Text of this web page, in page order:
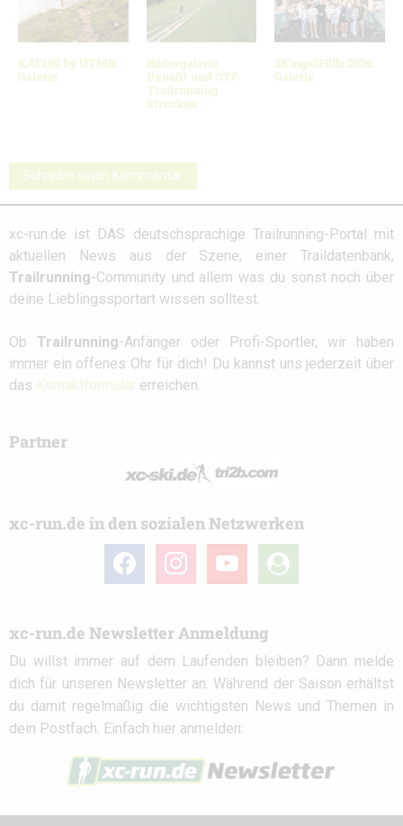
KAT100 by UTMB:
Galerie
Bildergalerie
Dynafit und OTF
Trailrunning
Strecken
3Kings3Hills 2026:
Galerie
Schreibe einen Kommentar
xc-run.de ist DAS deutschsprachige Trailrunning-Portal mit
aktuellen News aus der Szene, einer Traildatenbank,
Trailrunning-Community und allem was du sonst noch über
deine Lieblingssportart wissen solltest.
Ob Trailrunning-Anfänger oder Profi-Sportler, wir haben
immer ein offenes Ohr für dich! Du kannst uns jederzeit über
das Kontaktformular erreichen.
Partner
xc-run.de in den sozialen Netzwerken
facebook instagramyoutube
user-
circle
xc-run.de Newsletter Anmeldung
Du willst immer auf dem Laufenden bleiben? Dann melde
dich für unseren Newsletter an. Während der Saison erhältst
du damit regelmäßig die wichtigsten News und Themen in
dein Postfach. Einfach hier anmelden: